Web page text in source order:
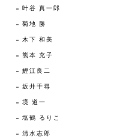
叶谷 真一郎
菊地 勝
木下 和美
熊本 充子
鯉江良二
坂井千尋
境 道一
塩鶴 るりこ
清水志郎